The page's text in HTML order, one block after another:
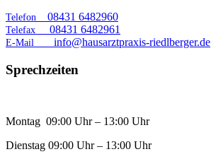
Telefon 08431 6482960
Telefax 08431 6482961
E-Mail info@hausarztpraxis-riedlberger.de
Sprechzeiten
Montag 09:00 Uhr – 13:00 Uhr
Dienstag 09:00 Uhr – 13:00 Uhr